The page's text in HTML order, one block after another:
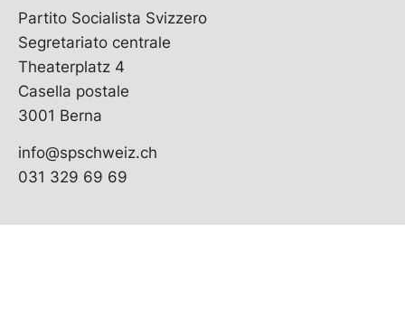
Partito Socialista Svizzero
Segretariato centrale
Theaterplatz 4
Casella postale
3001 Berna
info@spschweiz.ch
031 329 69 69